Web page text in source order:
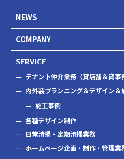
NEWS
COMPANY
SERVICE
テナント仲介業務（貸店舗＆貸事
内外装プランニング＆デザイン＆
施工事例
各種デザイン制作
日常清掃・定期清掃業務
ホームページ企画・制作・管理業